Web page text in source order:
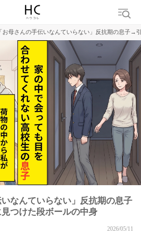
NG行動 彼女 イイ女 婚活
「お母さんの手伝いなんていらない」反抗期の息子→
いなんていらない」反抗期の息子
つけた段ボールの中身
2026/05/11